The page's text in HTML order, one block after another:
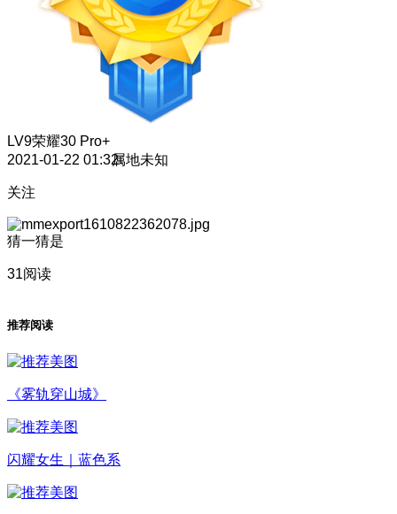
LV9荣耀30 Pro+
2021-01-22 01:32属地未知
关注
猜一猜是
31阅读
推荐阅读
《雾轨穿山城》
闪耀女生｜蓝色系